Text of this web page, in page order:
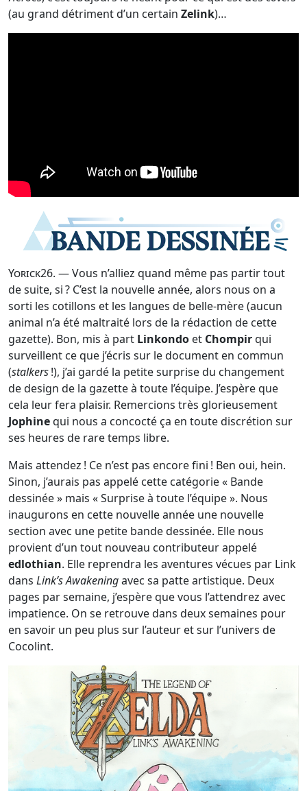
(au grand détriment d’un certain Zelink)…
Yorick26. — Vous n’alliez quand même pas partir tout
de suite, si ? C’est la nouvelle année, alors nous on a
sorti les cotillons et les langues de belle-mère (aucun
animal n’a été maltraité lors de la rédaction de cette
gazette). Bon, mis à part Linkondo et Chompirqui
surveillent ce que j’écris sur le document en commun
(stalkers!), j’ai gardé la petite surprise du changement
de design de la gazette à toute l’équipe. J’espère que
cela leur fera plaisir. Remercions très glorieusement
Jophinequi nous a concocté ça en toute discrétion sur
ses heures de rare temps libre.
Mais attendez ! Ce n’est pas encore fini ! Ben oui, hein.
Sinon, j’aurais pas appelé cette catégorie « Bande
dessinée » mais « Surprise à toute l’équipe ». Nous
inaugurons en cette nouvelle année une nouvelle
section avec une petite bande dessinée. Elle nous
provient d’un tout nouveau contributeur appelé
edlothian. Elle reprendra les aventures vécues par Link
dans Link’s Awakeningavec sa patte artistique. Deux
pages par semaine, j’espère que vous l’attendrez avec
impatience. On se retrouve dans deux semaines pour
en savoir un peu plus sur l’auteur et sur l’univers de
Cocolint.